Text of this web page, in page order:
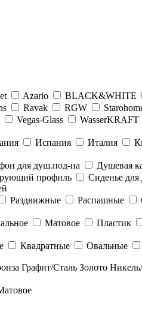
Azario BLACK&WHITE
Ravak RGW
Vegas-Glass
WasserKRAFT
Испания Италия
для душ.под-на Душевая
профиль Сиденье для
Раздвижные Распашные
Матовое Пластик
Квадратные Овальные
Графит/Сталь Золото